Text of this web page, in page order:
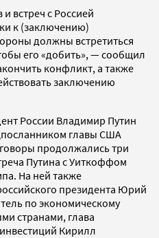
встреч с Россией
к (заключению)
должны встретиться
его «добить», — сообщил
конфликт, а также
заключению
России Владимир Путин
главы США
продолжались три
Путина с Уиткоффом
На ней также
президента Юрий
по экономическому
странами, глава
Кирилл